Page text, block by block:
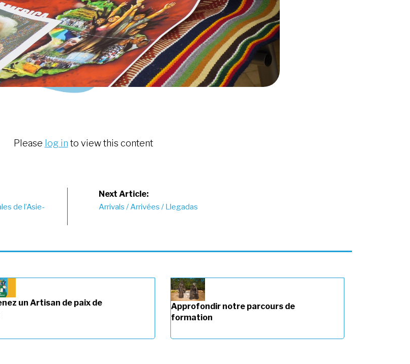
Please log in to view this content
de l’Asie-
Next Article:
Arrivals / Arrivées / Llegadas
un Artisan de paix de
Approfondir notre parcours de
formation